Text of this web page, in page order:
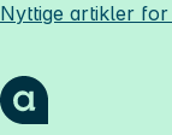
Nyttige artikler